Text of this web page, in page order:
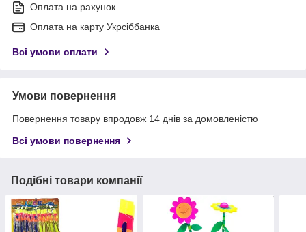
Оплата на рахунок
Оплата на карту Укрсіббанка
Всі умови оплати
Умови повернення
Повернення товару впродовж 14 днів за домовленістю
Всі умови повернення
Подібні товари компанії